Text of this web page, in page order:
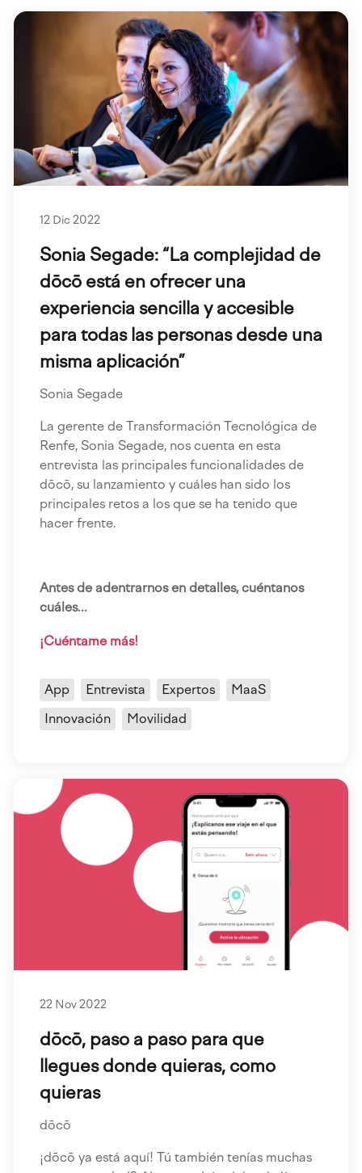
12 Dic 2022
Sonia Segade: “La complejidad de
dōcō está en ofrecer una
experiencia sencilla y accesible
para todas las personas desde una
misma aplicación”
Sonia Segade
La gerente de Transformación Tecnológica de
Renfe, Sonia Segade, nos cuenta en esta
entrevista las principales funcionalidades de
dōcō, su lanzamiento y cuáles han sido los
principales retos a los que se ha tenido que
hacer frente.
Antes de adentrarnos en detalles, cuéntanos
cuáles...
¡Cuéntame más!
App Entrevista Expertos
MaaS
Innovación
Movilidad
22 Nov 2022
dōcō, paso a paso para que
llegues donde quieras, como
quieras
dōcō
¡dōcō ya está aquí! Tú también tenías muchas